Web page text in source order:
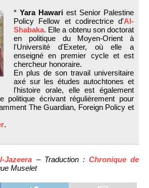
* Yara Hawari est Senior Palestine
Policy Fellow et codirectrice d'Al-
Shabaka. Elle a obtenu son doctorat
en politique du Moyen-Orient à
l'Université d'Exeter, où elle a
enseigné en premier cycle et est
chercheur honoraire.
En plus de son travail universitaire
axé sur les études autochtones et
l'histoire orale, elle est également
politique écrivant régulièrement pour
The Guardian, Foreign Policy et
.
Jazeera – Traduction : Chronique de
Muselet